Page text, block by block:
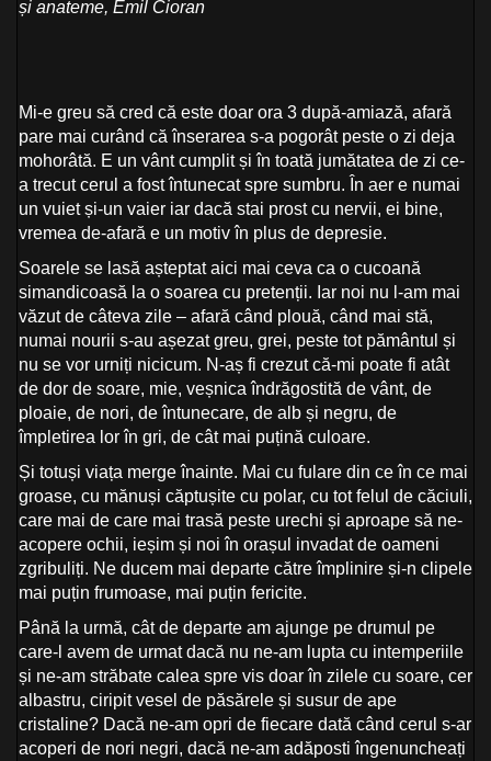
și anateme, Emil Cioran
Mi-e greu să cred că este doar ora 3 după-amiază, afară
pare mai curând că înserarea s-a pogorât peste o zi deja
mohorâtă. E un vânt cumplit și în toată jumătatea de zi ce-
a trecut cerul a fost întunecat spre sumbru. În aer e numai
un vuiet și-un vaier iar dacă stai prost cu nervii, ei bine,
vremea de-afară e un motiv în plus de depresie.
Soarele se lasă așteptat aici mai ceva ca o cucoană
simandicoasă la o soarea cu pretenții. Iar noi nu l-am mai
văzut de câteva zile – afară când plouă, când mai stă,
numai nourii s-au așezat greu, grei, peste tot pământul și
nu se vor urniți nicicum. N-aș fi crezut că-mi poate fi atât
de dor de soare, mie, veșnica îndrăgostită de vânt, de
ploaie, de nori, de întunecare, de alb și negru, de
împletirea lor în gri, de cât mai puțină culoare.
Și totuși viața merge înainte. Mai cu fulare din ce în ce mai
groase, cu mănuși căptușite cu polar, cu tot felul de căciuli,
care mai de care mai trasă peste urechi și aproape să ne-
acopere ochii, ieșim și noi în orașul invadat de oameni
zgribuliți. Ne ducem mai departe către împlinire și-n clipele
mai puțin frumoase, mai puțin fericite.
Până la urmă, cât de departe am ajunge pe drumul pe
care-l avem de urmat dacă nu ne-am lupta cu intemperiile
și ne-am străbate calea spre vis doar în zilele cu soare, cer
albastru, ciripit vesel de păsărele și susur de ape
cristaline? Dacă ne-am opri de fiecare dată când cerul s-ar
acoperi de nori negri, dacă ne-am adăposti îngenuncheați